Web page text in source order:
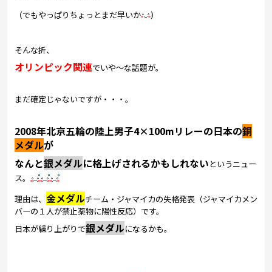
（でもやっぱりちょっとまだ早いか
）
そんな折、
オリンピック関連でいや～な話題が。
まだ確定じゃないですが・・・。
2008年北京五輪の陸上男子4×100mリレーの日本の銅
メダルが
なんと銀メダルに格上げされるかもしれない というニュー
ス。
理由は、 金メダルチーム・ジャマイカの失格発表（ジャマイカメン
バーの１人が禁止薬物に陽性反応）です。
日本が繰り上がりで銀メダルになるかも。